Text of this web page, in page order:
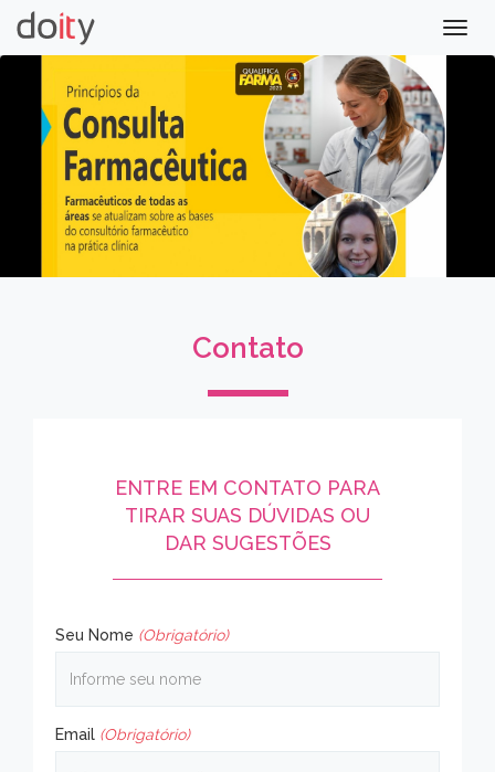
Contato
ENTRE EM CONTATO PARA
TIRAR SUAS DÚVIDAS OU
DAR SUGESTÕES
Seu Nome (Obrigatório)
Email (Obrigatório)